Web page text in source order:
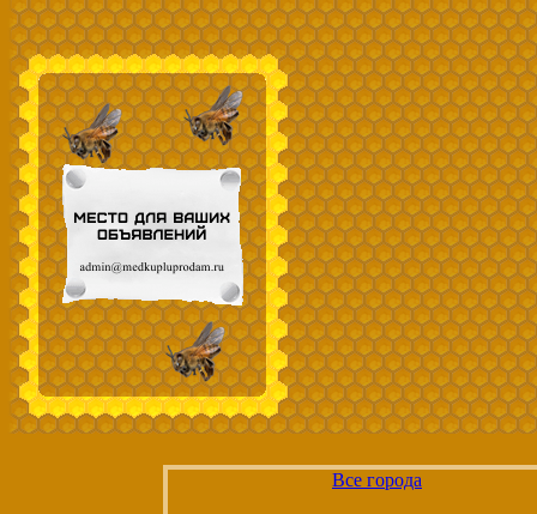
Все города